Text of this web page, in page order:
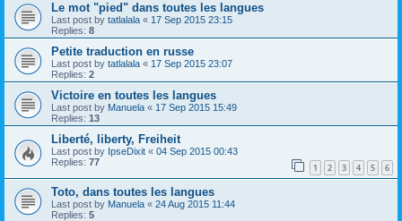
Le mot "pied" dans toutes les langues
Last post by tatlalala « 17 Sep 2015 23:15
Replies: 8
Petite traduction en russe
Last post by tatlalala « 17 Sep 2015 23:07
Replies: 2
Victoire en toutes les langues
Last post by Manuela « 17 Sep 2015 15:49
Replies: 13
Liberté, liberty, Freiheit
Last post by IpseDixit « 04 Sep 2015 00:43
Replies: 77 1 2 3 4 5 6
Toto, dans toutes les langues
Last post by Manuela « 24 Aug 2015 11:44
Replies: 5